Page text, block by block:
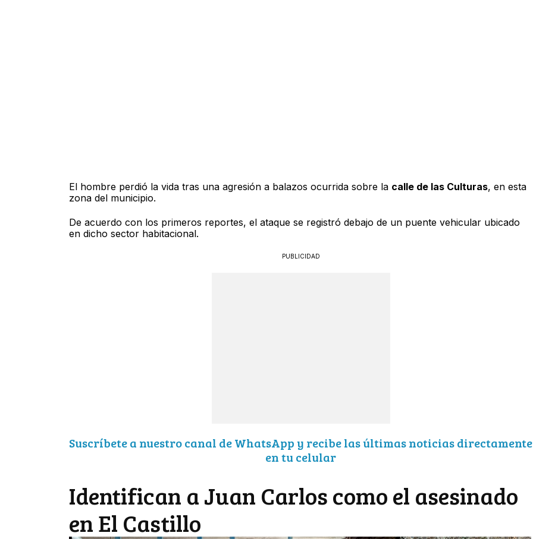
El hombre perdió la vida tras una agresión a balazos ocurrida sobre la calle de las Culturas, en esta
zona del municipio.
De acuerdo con los primeros reportes, el ataque se registró debajo de un puente vehicular ubicado
en dicho sector habitacional.
PUBLICIDAD
Suscríbete a nuestro canal de WhatsApp y recibe las últimas noticias directamente
en tu celular
Identifican a Juan Carlos como el asesinado
en El Castillo